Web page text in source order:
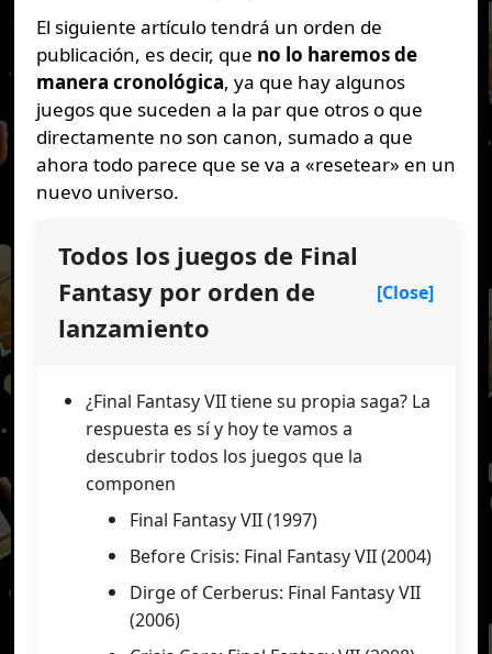
El siguiente artículo tendrá un orden de
publicación, es decir, que no lo haremos de
manera cronológica, ya que hay algunos
juegos que suceden a la par que otros o que
directamente no son canon, sumado a que
ahora todo parece que se va a «resetear» en un
nuevo universo.
Todos los juegos de Final
Fantasy por orden de
lanzamiento
[Close]
¿Final Fantasy VII tiene su propia saga? La
respuesta es sí y hoy te vamos a
descubrir todos los juegos que la
componen
Final Fantasy VII (1997)
Before Crisis: Final Fantasy VII (2004)
Dirge of Cerberus: Final Fantasy VII
(2006)